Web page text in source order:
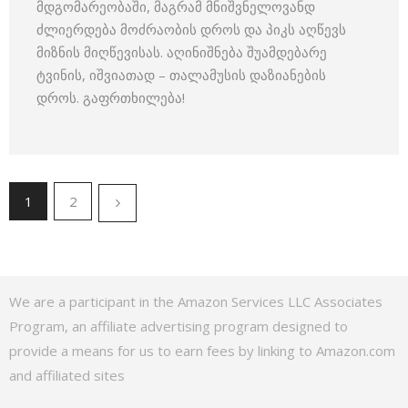
მდგომარეობაში, მაგრამ მნიშვნელოვანდ
ძლიერდება მოძრაობის დროს და პიკს აღწევს
მიზნის მიღწევისას. აღინიშნება შუამდებარე
ტვინის, იშვიათად – თალამუსის დაზიანების
დროს. გაფრთხილება!
1 2
We are a participant in the Amazon Services LLC Associates
Program, an affiliate advertising program designed to
provide a means for us to earn fees by linking to Amazon.com
and affiliated sites